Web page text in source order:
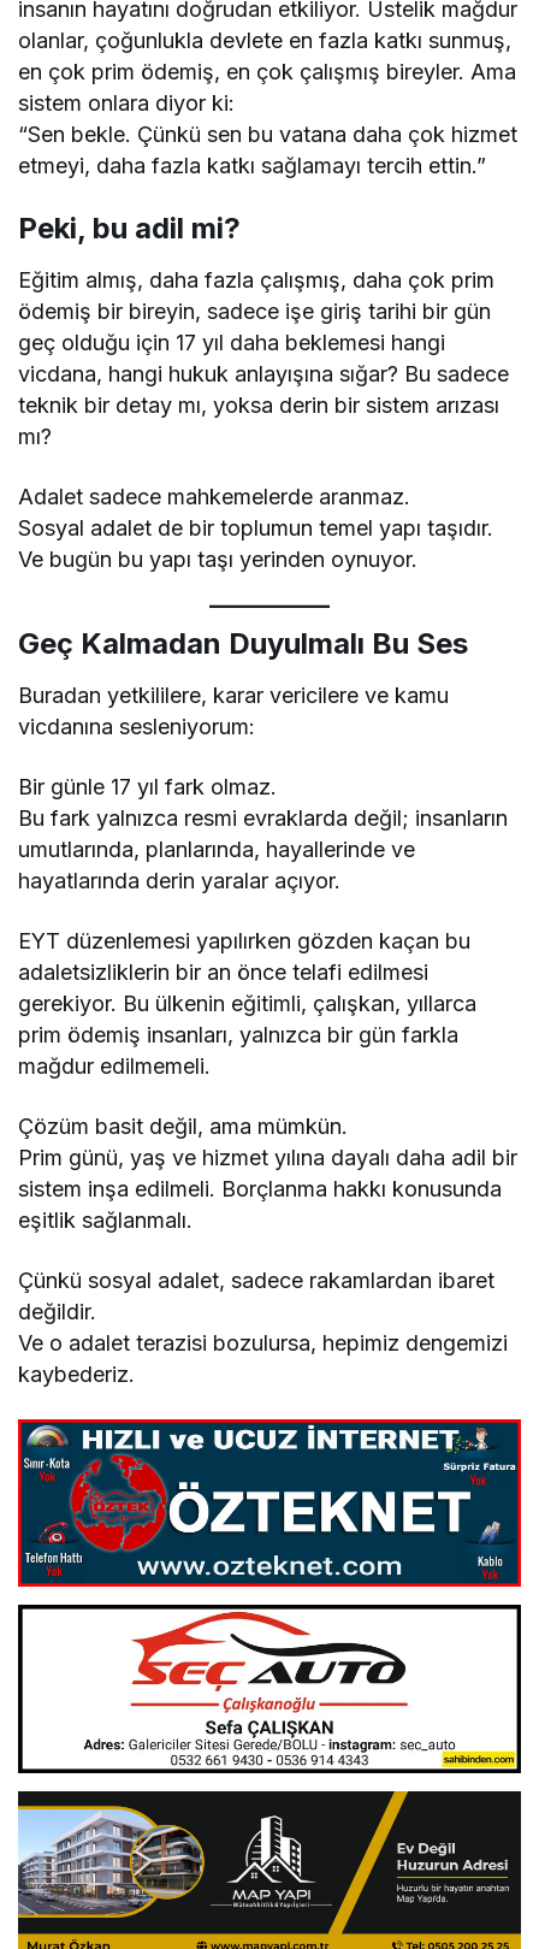
insanın hayatını doğrudan etkiliyor. Üstelik mağdur
olanlar, çoğunlukla devlete en fazla katkı sunmuş,
en çok prim ödemiş, en çok çalışmış bireyler. Ama
sistem onlara diyor ki:
“Sen bekle. Çünkü sen bu vatana daha çok hizmet
etmeyi, daha fazla katkı sağlamayı tercih ettin.”
Peki, bu adil mi?
Eğitim almış, daha fazla çalışmış, daha çok prim
ödemiş bir bireyin, sadece işe giriş tarihi bir gün
geç olduğu için 17 yıl daha beklemesi hangi
vicdana, hangi hukuk anlayışına sığar? Bu sadece
teknik bir detay mı, yoksa derin bir sistem arızası
mı?
Adalet sadece mahkemelerde aranmaz.
Sosyal adalet de bir toplumun temel yapı taşıdır.
Ve bugün bu yapı taşı yerinden oynuyor.
Geç Kalmadan Duyulmalı Bu Ses
Buradan yetkililere, karar vericilere ve kamu
vicdanına sesleniyorum:
Bir günle 17 yıl fark olmaz.
Bu fark yalnızca resmi evraklarda değil; insanların
umutlarında, planlarında, hayallerinde ve
hayatlarında derin yaralar açıyor.
EYT düzenlemesi yapılırken gözden kaçan bu
adaletsizliklerin bir an önce telafi edilmesi
gerekiyor. Bu ülkenin eğitimli, çalışkan, yıllarca
prim ödemiş insanları, yalnızca bir gün farkla
mağdur edilmemeli.
Çözüm basit değil, ama mümkün.
Prim günü, yaş ve hizmet yılına dayalı daha adil bir
sistem inşa edilmeli. Borçlanma hakkı konusunda
eşitlik sağlanmalı.
Çünkü sosyal adalet, sadece rakamlardan ibaret
değildir.
Ve o adalet terazisi bozulursa, hepimiz dengemizi
kaybederiz.